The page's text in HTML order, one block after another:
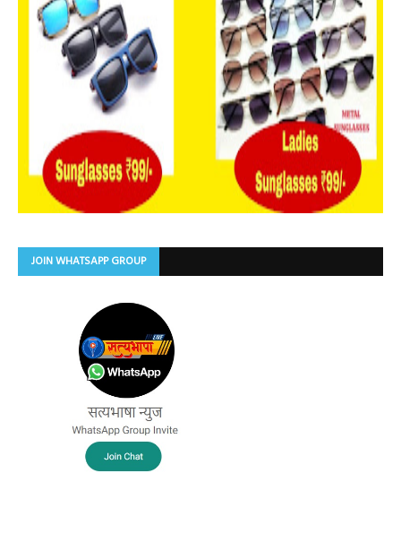
JOIN WHATSAPP GROUP